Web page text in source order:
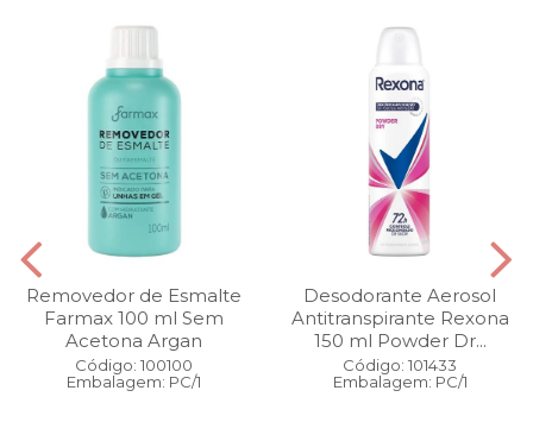
Removedor de Esmalte
Farmax 100 ml Sem
Acetona Argan
Código: 100100
Embalagem: PC/1
Desodorante Aerosol
Antitranspirante Rexona
150 ml Powder Dr...
Código: 101433
Embalagem: PC/1